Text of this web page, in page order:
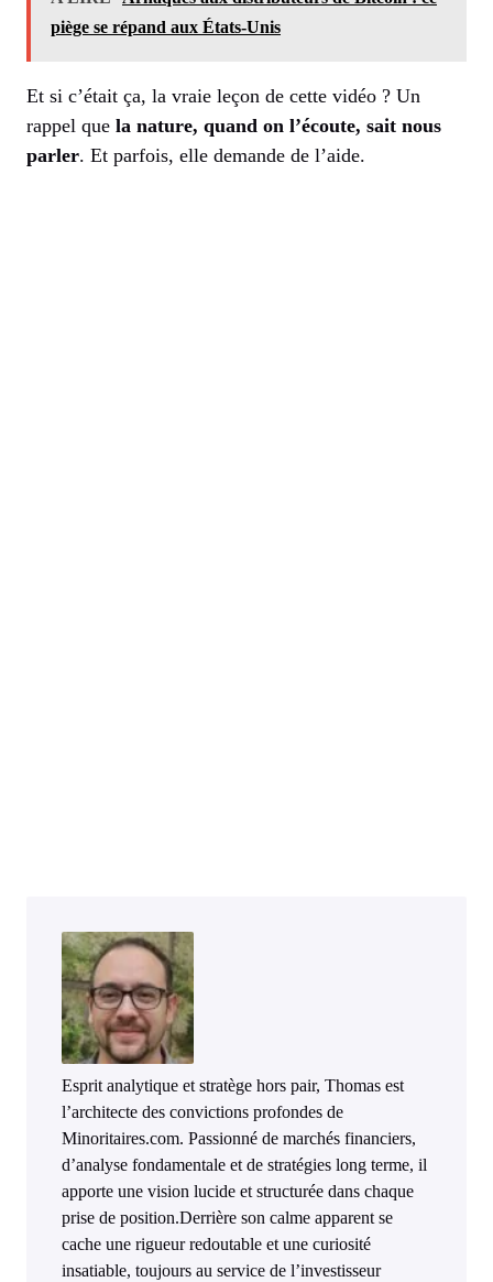
piège se répand aux États-Unis
Et si c’était ça, la vraie leçon de cette vidéo ? Un
rappel que la nature, quand on l’écoute, sait nous
parler. Et parfois, elle demande de l’aide.
Esprit analytique et stratège hors pair, Thomas est
l’architecte des convictions profondes de
Minoritaires.com. Passionné de marchés financiers,
d’analyse fondamentale et de stratégies long terme, il
apporte une vision lucide et structurée dans chaque
prise de position.Derrière son calme apparent se
cache une rigueur redoutable et une curiosité
insatiable, toujours au service de l’investisseur